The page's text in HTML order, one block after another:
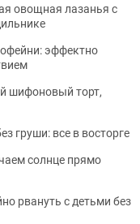
овощная лазанья с
эффектно
шифоновый торт,
груши: все в восторге
солнце прямо
рвануть с детьми без